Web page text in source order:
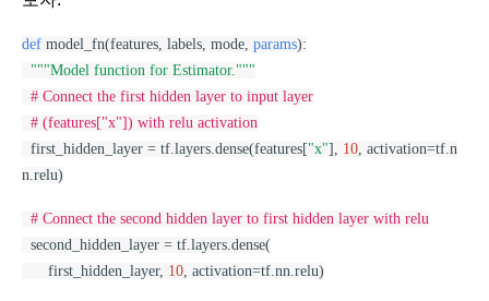
def model_fn(features, labels, mode, params):
"""Model function for Estimator."""
# Connect the first hidden layer to input layer
# (features["x"]) with relu activation
first_hidden_layer = tf.layers.dense(features["x"], 10 , activation=tf.n
n.relu)
# Connect the second hidden layer to first hidden layer with relu
second_hidden_layer = tf.layers.dense(
first_hidden_layer, 10 , activation=tf.nn.relu)